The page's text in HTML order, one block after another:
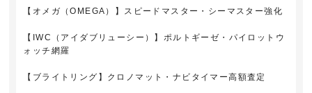
【オメガ（OMEGA）】スピードマスター・シーマスター強化
【IWC（アイダブリューシー）】ポルトギーゼ・パイロットウ
ォッチ網羅
【ブライトリング】クロノマット・ナビタイマー高額査定